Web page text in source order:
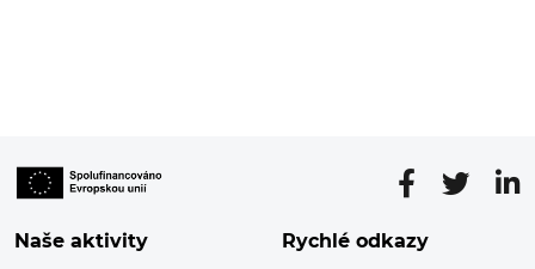
Naše aktivity Rychlé odkazy